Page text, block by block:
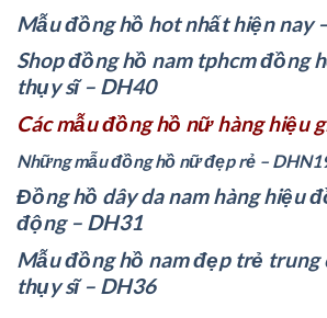
Mẫu đồng hồ hot nhất hiện nay
Shop đồng hồ nam tphcm đồng
thụy sĩ – DH40
Các mẫu đồng hồ nữ hàng hiệu
Những mẫu đồng hồ nữ đẹp rẻ –
Đồng hồ dây da nam hàng hiệu
động – DH31
Mẫu đồng hồ nam đẹp trẻ
thụy sĩ – DH36